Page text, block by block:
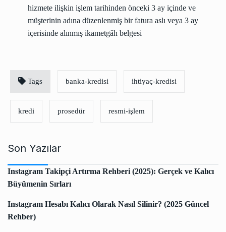
hizmete ilişkin işlem tarihinden önceki 3 ay içinde ve
müşterinin adına düzenlenmiş bir fatura aslı veya 3 ay
içerisinde alınmış ikametgâh belgesi
Tags banka-kredisi ihtiyaç-kredisi
kredi prosedür resmi-işlem
Son Yazılar
Instagram Takipçi Artırma Rehberi (2025): Gerçek ve Kalıcı
Büyümenin Sırları
Instagram Hesabı Kalıcı Olarak Nasıl Silinir? (2025 Güncel
Rehber)